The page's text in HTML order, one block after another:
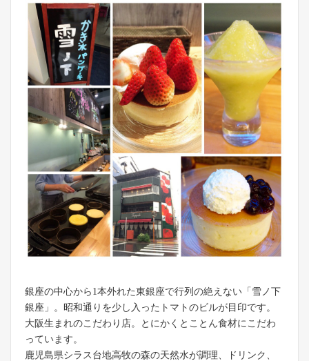
銀座の中心から1本外れた東銀座で行列の絶えない「雪ノ下
銀座」。昭和通りを少し入ったトマトのビルが目印です。
大阪生まれのこだわり店。とにかくとことん食材にこだわ
っています。
鹿児島県シラス台地高牧の森の天然水が調理、ドリンク、